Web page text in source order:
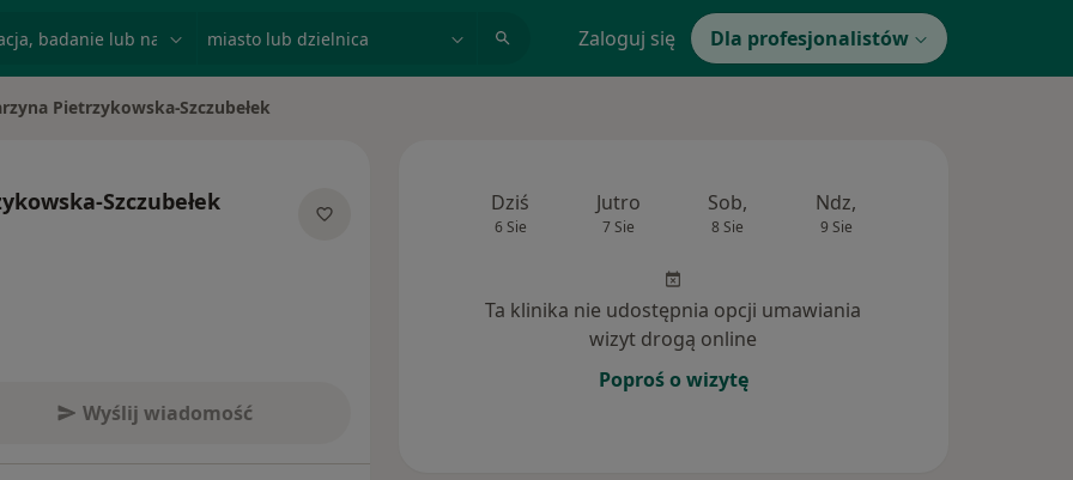
Zaloguj się Dla profesjonalistów
Pietrzykowska-Szczubełek
Szczubełek
Wyślij wiadomość
Dziś
6 Sie
Jutro
7 Sie
Sob,
8 Sie
Ndz,
9 Sie
Ta klinika nie udostępnia opcji umawiania
wizyt drogą online
Poproś o wizytę